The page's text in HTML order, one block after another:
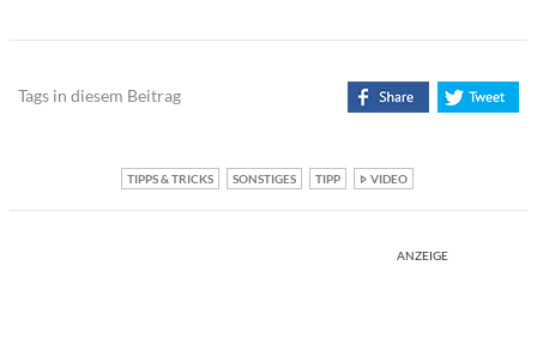
Tags in diesem Beitrag
TIPPS & TRICKS SONSTIGES TIPP VIDEO
ANZEIGE